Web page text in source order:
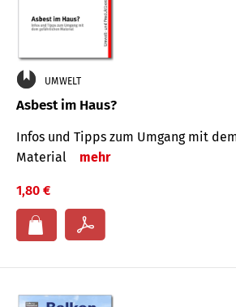
UMWELT
Asbest im Haus?
Infos und Tipps zum Um­gang mit
Mate­rial
mehr
1,80 €